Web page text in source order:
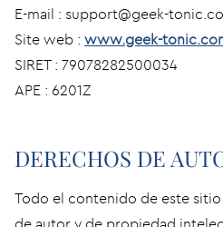
E-mail : support@geek-
Site web : www.geek-
SIRET : 79078282500034
APE : 6201Z
DERECHOS DE
Todo el contenido de este
de autor y de propiedad